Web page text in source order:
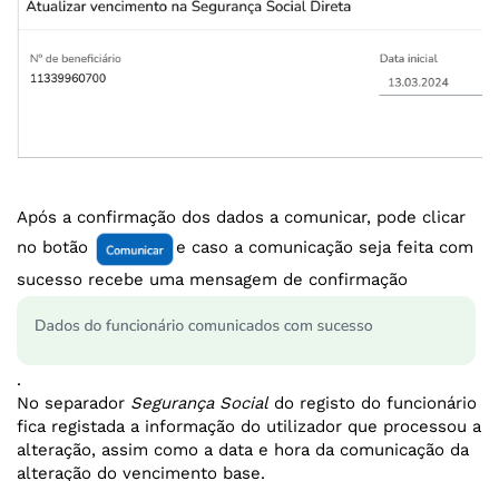
Após a confirmação dos dados a comunicar, pode clicar
no botão
e caso a comunicação seja feita com
sucesso recebe uma mensagem de confirmação
.
No separador Segurança Socialdo registo do funcionário
fica registada a informação do utilizador que processou a
alteração, assim como a data e hora da comunicação da
alteração do vencimento base.